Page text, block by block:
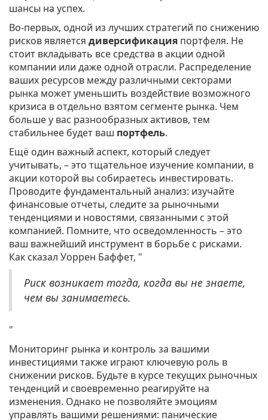
шансы на успех.
Во-первых, одной из лучших стратегий по снижению
рисков является диверсификация портфеля. Не
стоит вкладывать все средства в акции одной
компании или даже одной отрасли. Распределение
ваших ресурсов между различными секторами
рынка может уменьшить воздействие возможного
кризиса в отдельно взятом сегменте рынка. Чем
больше у вас разнообразных активов, тем
стабильнее будет ваш портфель.
Ещё один важный аспект, который следует
учитывать, – это тщательное изучение компании, в
акции которой вы собираетесь инвестировать.
Проводите фундаментальный анализ: изучайте
финансовые отчеты, следите за рыночными
тенденциями и новостями, связанными с этой
компанией. Помните, что осведомленность – это
ваш важнейший инструмент в борьбе с рисками.
Как сказал Уоррен Баффет, "
Риск возникает тогда, когда вы не знаете,
чем вы занимаетесь.
"
Мониторинг рынка и контроль за вашими
инвестициями также играют ключевую роль в
снижении рисков. Будьте в курсе текущих рыночных
тенденций и своевременно реагируйте на
изменения. Однако не позволяйте эмоциям
управлять вашими решениями: панические